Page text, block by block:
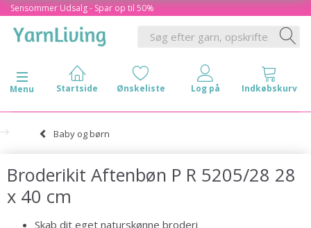
Sensommer Udsalg - Spar op til 50%
Skifte navigation
Menu
Baby og børn
Broderikit Aftenbøn P R 5205/28 28
x 40 cm
Skab dit eget naturskønne broderi